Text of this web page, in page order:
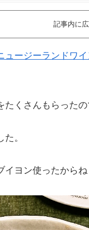
記事内に
ュージーランドワ
くさんもらったの
。
イヨン使ったからね